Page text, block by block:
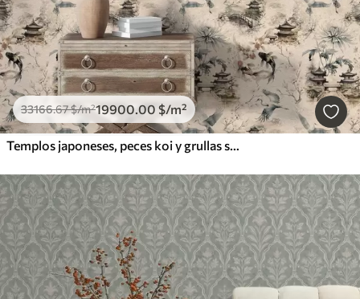
33166.67$/m²19900.00 $/m²
Templos japoneses, peces koi y grullas sobre un fondo suave